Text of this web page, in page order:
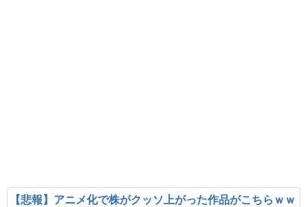
【悲報】アニメ化で株がクッソ上がった作品がこちらｗｗ